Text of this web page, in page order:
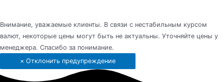
Внимание, уважаемые клиенты. В связи с нестабильным курсом
валют, некоторые цены могут быть не актуальны. Уточняйте цены у
менеджера. Спасибо за понимание.
× Отклонить предупреждение